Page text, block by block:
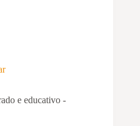
e educativo -